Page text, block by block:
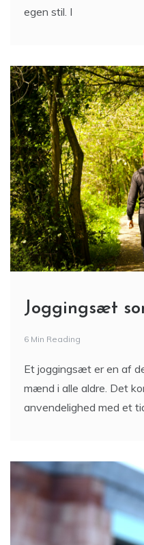
egen stil. I
Joggingsæt
6 Min Reading
Et joggingsæt er en af
mænd i alle aldre. Det
anvendelighed med et